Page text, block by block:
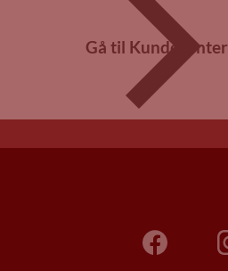
Gå til Kundecenter